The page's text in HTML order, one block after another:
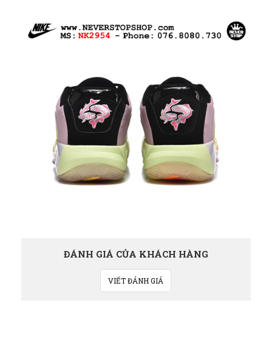
ĐÁNH GIÁ CỦA KHÁCH HÀNG
VIẾT ĐÁNH GIÁ